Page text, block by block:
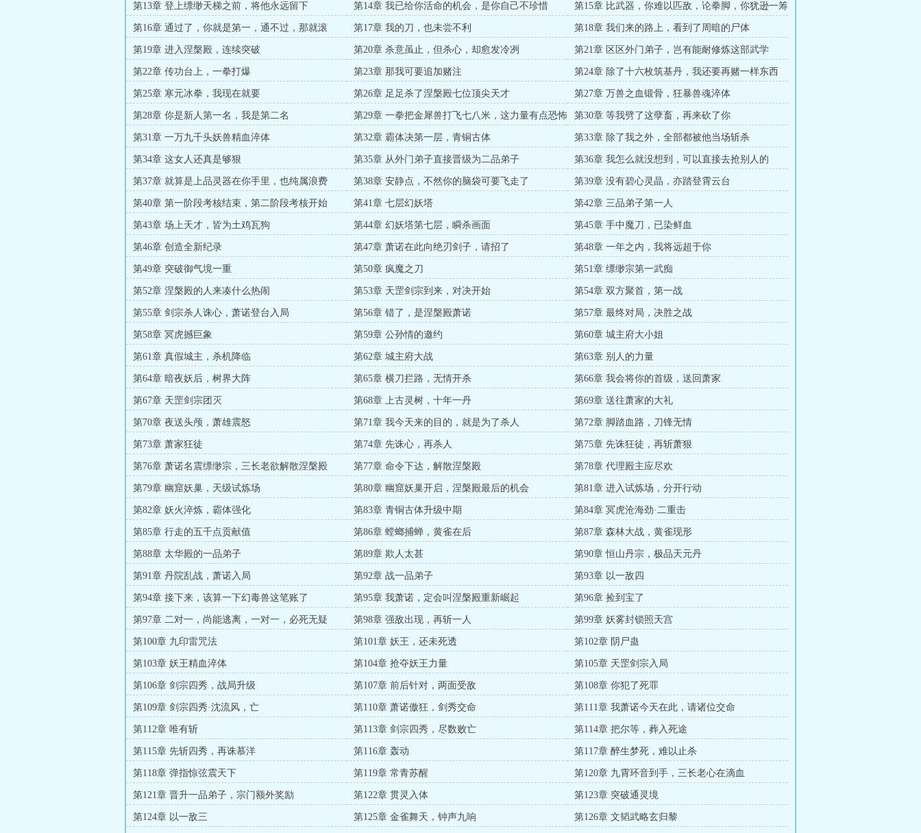
第13章 登上缥缈天梯之前，将他永远留下 第14章 我已给你活命的机会，是你自己不珍惜 第15章 比武器，你难以匹敌，论拳脚，你犹逊一筹
第16章 通过了，你就是第一，通不过，那就滚 第17章 我的刀，也未尝不利 第18章 我们来的路上，看到了周暗的尸体
第19章 进入涅槃殿，连续突破 第20章 杀意虽止，但杀心，却愈发冷冽 第21章 区区外门弟子，岂有能耐修炼这部武学
第22章 传功台上，一拳打爆 第23章 那我可要追加赌注 第24章 除了十六枚筑基丹，我还要再赌一样东西
第25章 寒元冰拳，我现在就要 第26章 足足杀了涅槃殿七位顶尖天才 第27章 万兽之血锻骨，狂暴兽魂淬体
第28章 你是新人第一名，我是第二名 第29章 一拳把金犀兽打飞七八米，这力量有点恐怖 第30章 等我劈了这孽畜，再来砍了你
第31章 一万九千头妖兽精血淬体 第32章 霸体决第一层，青铜古体 第33章 除了我之外，全部都被他当场斩杀
第34章 这女人还真是够狠 第35章 从外门弟子直接晋级为二品弟子 第36章 我怎么就没想到，可以直接去抢别人的
第37章 就算是上品灵器在你手里，也纯属浪费 第38章 安静点，不然你的脑袋可要飞走了 第39章 没有碧心灵晶，亦踏登霄云台
第40章 第一阶段考核结束，第二阶段考核开始 第41章 七层幻妖塔 第42章 三品弟子第一人
第43章 场上天才，皆为土鸡瓦狗 第44章 幻妖塔第七层，瞬杀画面 第45章 手中魔刀，已染鲜血
第46章 创造全新纪录 第47章 萧诺在此向绝刃剑子，请招了 第48章 一年之内，我将远超于你
第49章 突破御气境一重 第50章 疯魔之刀 第51章 缥缈宗第一武痴
第52章 涅槃殿的人来凑什么热闹 第53章 天罡剑宗到来，对决开始 第54章 双方聚首，第一战
第55章 剑宗杀人诛心，萧诺登台入局 第56章 错了，是涅槃殿萧诺 第57章 最终对局，决胜之战
第58章 冥虎撼巨象 第59章 公孙情的邀约 第60章 城主府大小姐
第61章 真假城主，杀机降临 第62章 城主府大战 第63章 别人的力量
第64章 暗夜妖后，树界大阵 第65章 横刀拦路，无情开杀 第66章 我会将你的首级，送回萧家
第67章 天罡剑宗团灭 第68章 上古灵树，十年一丹 第69章 送往萧家的大礼
第70章 夜送头颅，萧雄震怒 第71章 我今天来的目的，就是为了杀人 第72章 脚踏血路，刀锋无情
第73章 萧家狂徒 第74章 先诛心，再杀人 第75章 先诛狂徒，再斩萧狠
第76章 萧诺名震缥缈宗，三长老欲解散涅槃殿 第77章 命令下达，解散涅槃殿 第78章 代理殿主应尽欢
第79章 幽窟妖巢，天级试炼场 第80章 幽窟妖巢开启，涅槃殿最后的机会 第81章 进入试炼场，分开行动
第82章 妖火淬炼，霸体强化 第83章 青铜古体升级中期 第84章 冥虎沧海劲·二重击
第85章 行走的五千点贡献值 第86章 螳螂捕蝉，黄雀在后 第87章 森林大战，黄雀现形
第88章 太华殿的一品弟子 第89章 欺人太甚 第90章 恒山丹宗，极品天元丹
第91章 丹院乱战，萧诺入局 第92章 战一品弟子 第93章 以一敌四
第94章 接下来，该算一下幻毒兽这笔账了 第95章 我萧诺，定会叫涅槃殿重新崛起 第96章 捡到宝了
第97章 二对一，尚能逃离，一对一，必死无疑 第98章 强敌出现，再斩一人 第99章 妖雾封锁照天宫
第100章 九印雷咒法 第101章 妖王，还未死透 第102章 阴尸蛊
第103章 妖王精血淬体 第104章 抢夺妖王力量 第105章 天罡剑宗入局
第106章 剑宗四秀，战局升级 第107章 前后针对，两面受敌 第108章 你犯了死罪
第109章 剑宗四秀·沈流风，亡 第110章 萧诺傲狂，剑秀交命 第111章 我萧诺今天在此，请诸位交命
第112章 唯有斩 第113章 剑宗四秀，尽数败亡 第114章 把尔等，葬入死途
第115章 先斩四秀，再诛慕洋 第116章 轰动 第117章 醉生梦死，难以止杀
第118章 弹指惊弦震天下 第119章 常青苏醒 第120章 九霄环音到手，三长老心在滴血
第121章 晋升一品弟子，宗门额外奖励 第122章 贯灵入体 第123章 突破通灵境
第124章 以一敌三 第125章 金雀舞天，钟声九响 第126章 文韬武略玄归黎